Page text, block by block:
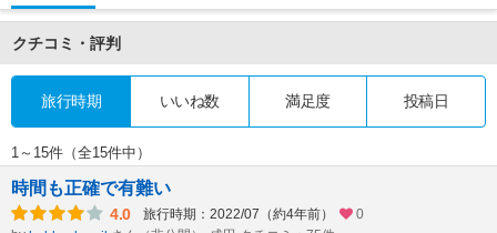
クチコミ・評判
旅行時期 いいね数 満足度 投稿日
1～15件（全15件中）
時間も正確で有難い
4.0 旅行時期：2022/07（約4年前）
0